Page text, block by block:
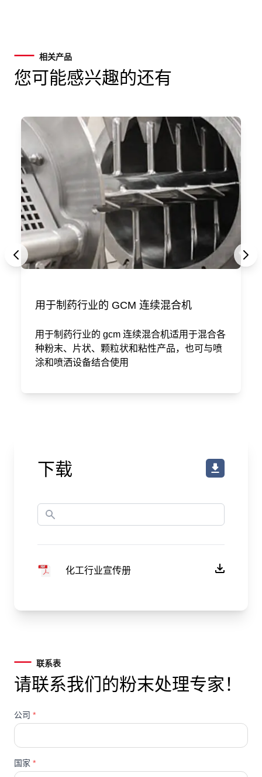
相关产品
您可能感兴趣的还有
用于制药行业的 GCM 连续混合机
用于制药行业的 gcm 连续混合机适用于混合各
种粉末、片状、颗粒状和粘性产品，也可与喷
涂和喷洒设备结合使用
下载
化工行业宣传册
联系表
请联系我们的粉末处理专家！
公司 *
国家 *